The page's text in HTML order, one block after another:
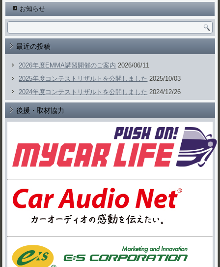
お知らせ
最近の投稿
2026年度EMMA講習開催のご案内 2026/06/11
2025年度コンテストリザルトを公開しました 2025/10/03
2024年度コンテストリザルトを公開しました 2024/12/26
後援・取材協力